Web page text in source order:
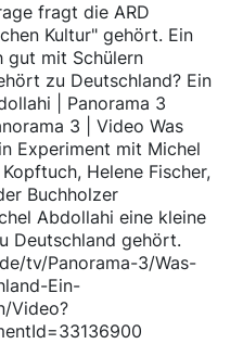
fragt die ARD
Kultur" gehört. Ein
gut mit Schülern
zu Deutschland? Ein
| Panorama 3
3 | Video Was
Experiment mit Michel
Helene Fischer,
Buchholzer
Abdollahi eine kleine
Deutschland gehört.
tv/Panorama-3/Was-
Ein-
Video?